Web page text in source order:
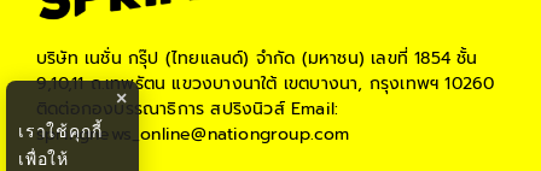
บริษัท เนชั่น กรุ๊ป (ไทยแลนด์) จำกัด (มหาชน) เลขที่ 1854 ชั้น
9,10,11 ถ.เทพรัตน แขวงบางนาใต้ เขตบางนา, กรุงเทพฯ 10260
ติดต่อกองบรรณาธิการ สปริงนิวส์Email:
springnews_online@nationgroup.com
×
เราใช้คุกกี้
เพื่อให้